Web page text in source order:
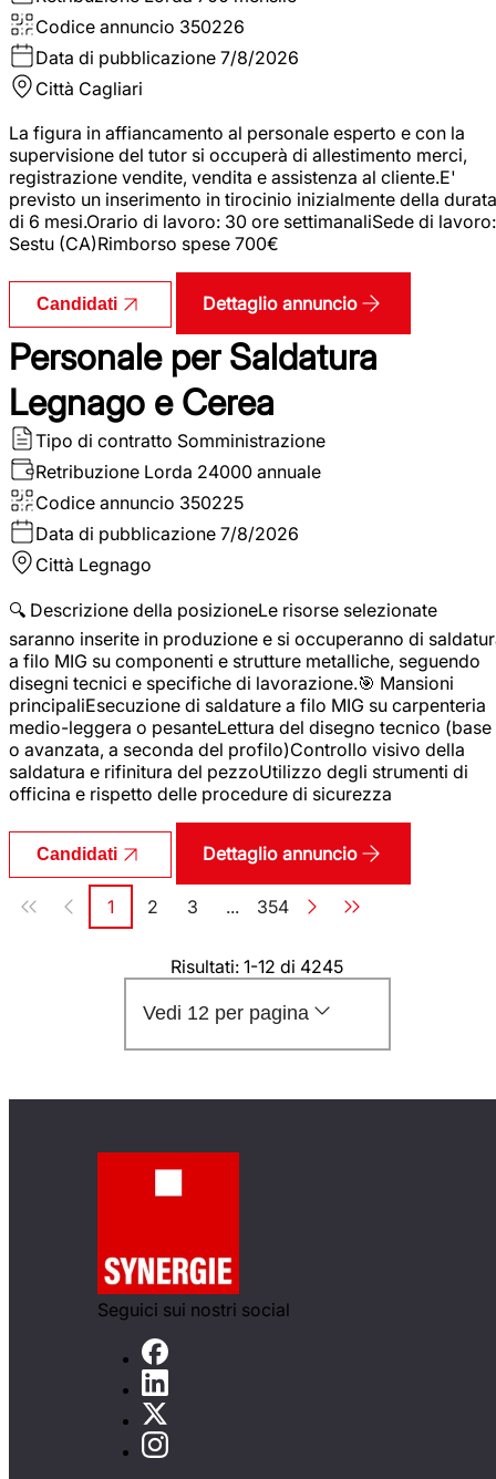
Codice annuncio 350226
Data di pubblicazione 7/8/2026
Città Cagliari
La figura in affiancamento al personale esperto e con la
supervisione del tutor si occuperà di allestimento merci,
registrazione vendite, vendita e assistenza al cliente.E'
previsto un inserimento in tirocinio inizialmente della durata
di 6 mesi.Orario di lavoro: 30 ore settimanaliSede di lavoro:
Sestu (CA)Rimborso spese 700€
Candidati Dettaglio annuncio
Personale per Saldatura
Legnago e Cerea
Tipo di contratto Somministrazione
Retribuzione Lorda 24000 annuale
Codice annuncio 350225
Data di pubblicazione 7/8/2026
Città Legnago
🔍 Descrizione della posizioneLe risorse selezionate
saranno inserite in produzione e si occuperanno di
a filo MIG su componenti e strutture metalliche, seguendo
disegni tecnici e specifiche di lavorazione.🎯 Mansioni
principaliEsecuzione di saldature a filo MIG su carpenteria
medio-leggera o pesanteLettura del disegno tecnico (base
o avanzata, a seconda del profilo)Controllo visivo della
saldatura e rifinitura del pezzoUtilizzo degli strumenti di
officina e rispetto delle procedure di sicurezza
Candidati Dettaglio annuncio
Paginazione
Pagina
1 Pagina
2 Pagina
3 ... Pagina
354
Risultati: 1-12 di 4245
Vedi 12 per pagina
Seguici sui nostri social